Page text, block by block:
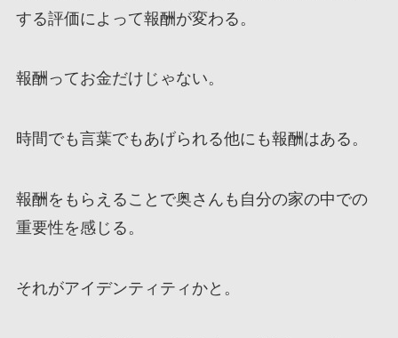
する評価によって報酬が変わる。
報酬ってお金だけじゃない。
時間でも言葉でもあげられる他にも報酬はある。
報酬をもらえることで奥さんも自分の家の中での
重要性を感じる。
それがアイデンティティかと。